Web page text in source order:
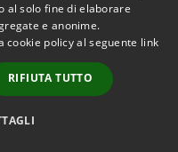
al solo fine di elaborare
e anonime.
cookie policy al seguente link
RIFIUTA TUTTO